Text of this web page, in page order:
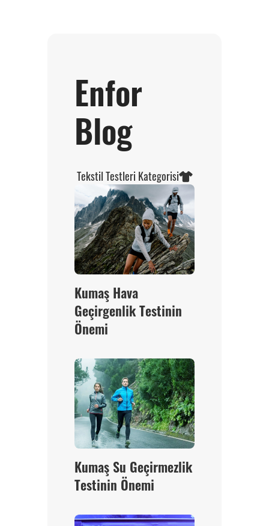
Enfor
Blog
Tekstil Testleri Kategorisi
Kumaş Hava
Geçirgenlik Testinin
Önemi
Kumaş Su Geçirmezlik
Testinin Önemi